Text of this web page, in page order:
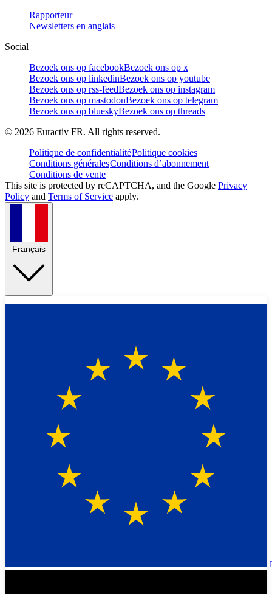
Rapporteur
Newsletters en anglais
Social
Bezoek ons op facebookBezoek ons op x
Bezoek ons op linkedinBezoek ons op youtube
Bezoek ons op rss-feedBezoek ons op instagram
Bezoek ons op mastodonBezoek ons op telegram
Bezoek ons op blueskyBezoek ons op threads
© 2026 Euractiv FR. All rights reserved.
Politique de confidentialitéPolitique cookies
Conditions généralesConditions d’abonnement
Conditions de vente
This site is protected by reCAPTCHA, and the Google Privacy
Policy and Terms of Service apply.
Français